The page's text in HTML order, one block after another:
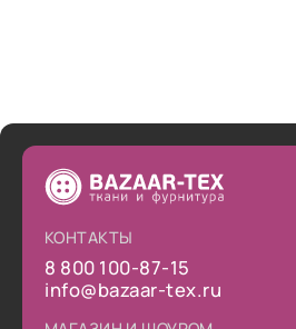
КОНТАКТЫ
8 800 100-87-15
info@bazaar-tex.ru